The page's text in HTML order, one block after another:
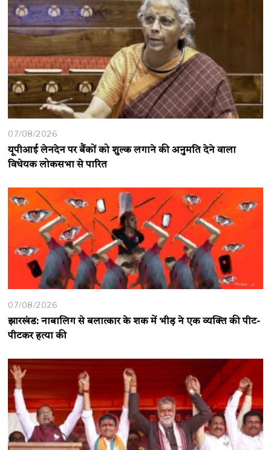
07/08/2026
यूपीआई लेनदेन पर बैंकों को शुल्क लगाने की अनुमति देने वाला
विधेयक लोकसभा से पारित
07/08/2026
झारखंड: नाबालिग से बलात्कार के शक में भीड़ ने एक व्यक्ति की पीट-
पीटकर हत्या की